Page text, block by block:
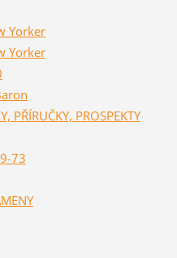
Yorker
Yorker
PŘÍRUČKY, PROSPEKTY
73